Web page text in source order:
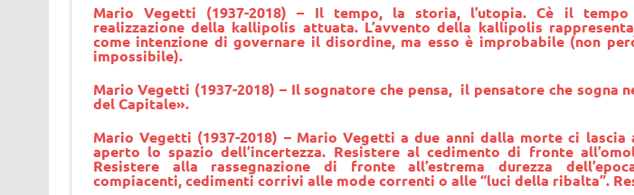
Mario Vegetti (1937-2018) – Il tempo, la storia, l’utopia. Cè il tempo
realizzazione della kallipolis attuata. L’avvento della kallipolis rappresenta
come intenzione di governare il disordine, ma esso è improbabile (non
impossibile).
Mario Vegetti (1937-2018) – Il sognatore che pensa, il pensatore che sogna
del Capitale».
Mario Vegetti (1937-2018) – Mario Vegetti a due anni dalla morte ci lascia
aperto lo spazio dell’incertezza. Resistere al cedimento di fronte
Resistere alla rassegnazione di fronte all’estrema durezza
compiacenti, cedimenti corrivi alle mode correnti o alle “luci della ribalta”.